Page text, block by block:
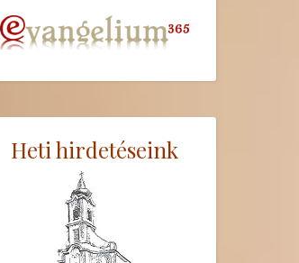
Heti hirdetéseink